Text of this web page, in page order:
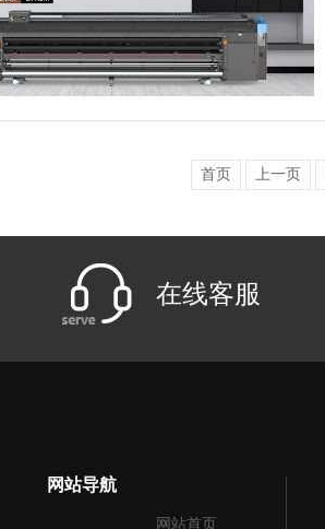
首页 上一页
在线客服
网站导航
网站首页